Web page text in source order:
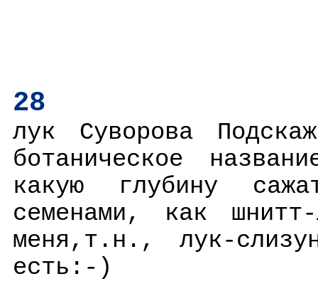
28
лук Суворова
ботаническое
какую глубину
семенами, как
меня,т.н., лук-
есть:-)